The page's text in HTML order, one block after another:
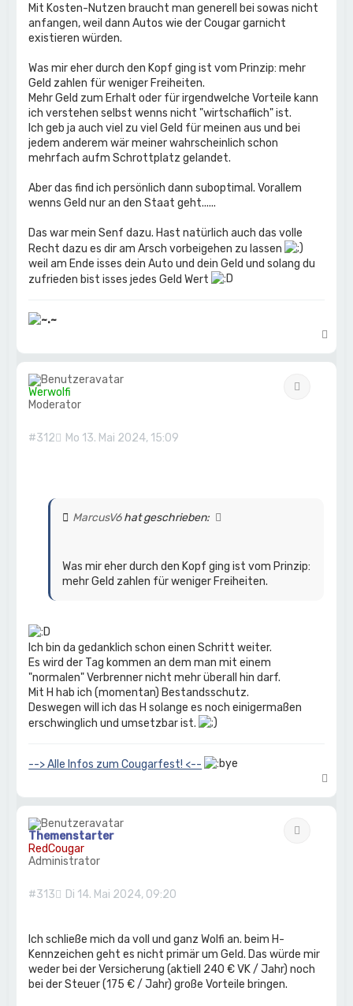
Mit Kosten-Nutzen braucht man generell bei sowas nicht
anfangen, weil dann Autos wie der Cougar garnicht
existieren würden.
Was mir eher durch den Kopf ging ist vom Prinzip: mehr
Geld zahlen für weniger Freiheiten.
Mehr Geld zum Erhalt oder für irgendwelche Vorteile kann
ich verstehen selbst wenns nicht "wirtschaflich" ist.
Ich geb ja auch viel zu viel Geld für meinen aus und bei
jedem anderem wär meiner wahrscheinlich schon
mehrfach aufm Schrottplatz gelandet.
Aber das find ich persönlich dann suboptimal. Vorallem
wenns Geld nur an den Staat geht......
Das war mein Senf dazu. Hast natürlich auch das volle
Recht dazu es dir am Arsch vorbeigehen zu lassen
weil am Ende isses dein Auto und dein Geld und solang du
zufrieden bist isses jedes Geld Wert
a
c
Werwolfi
Moderator
#312 Mo 13. Mai 2024, 15:09
MarcusV6hat geschrieben:
Was mir eher durch den Kopf ging ist vom Prinzip:
mehr Geld zahlen für weniger Freiheiten.
Ich bin da gedanklich schon einen Schritt weiter.
Es wird der Tag kommen an dem man mit einem
"normalen" Verbrenner nicht mehr überall hin darf.
Mit H hab ich (momentan) Bestandsschutz.
Deswegen will ich das H solange es noch einigermaßen
erschwinglich und umsetzbar ist.
--> Alle Infos zum Cougarfest! <--
a
c
Themenstarter
RedCougar
Administrator
#313 Di 14. Mai 2024, 09:20
Ich schließe mich da voll und ganz Wolfi an. beim H-
Kennzeichen geht es nicht primär um Geld. Das würde mir
weder bei der Versicherung (aktiell 240 € VK / Jahr) noch
bei der Steuer (175 € / Jahr) große Vorteile bringen.